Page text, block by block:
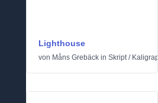
Lighthouse
von Måns Grebäck in Skript/